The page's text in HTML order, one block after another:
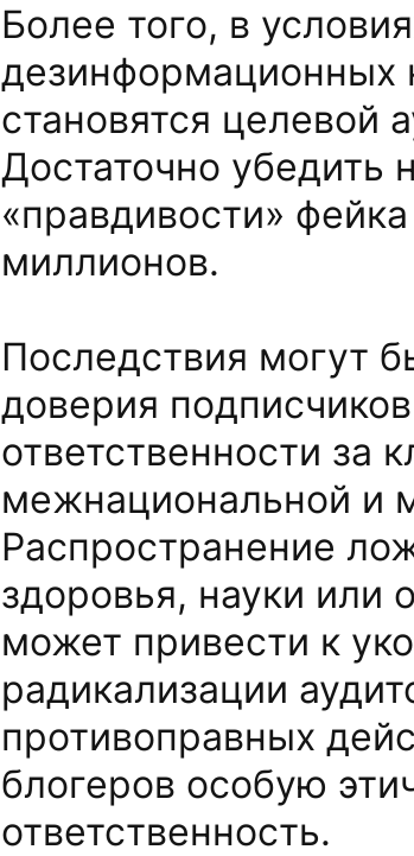
Более того, в
дезинформационных
становятся целевой
Достаточно убедить
«правдивости»
миллионов.
Последствия могут
доверия
ответственности за
межнациональной и
Распространение
здоровья, науки или
может привести к
радикализации
противоправных
блогеров особую
ответственность.